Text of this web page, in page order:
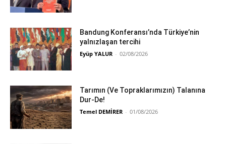
Bandung Konferansı’nda Türkiye’nin
yalnızlaşan tercihi
Eyüp YALUR - 02/08/2026
Tarımın (Ve Topraklarımızın) Talanına
Dur-De!
Temel DEMİRER - 01/08/2026